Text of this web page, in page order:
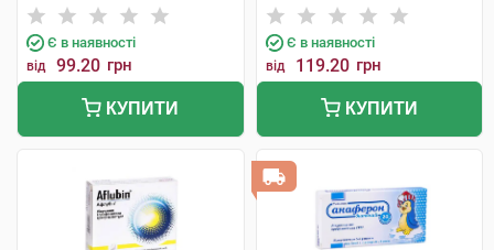
Є в наявності
від 99.20 грн
КУПИТИ
Є в наявності
від 119.20 грн
КУПИТИ